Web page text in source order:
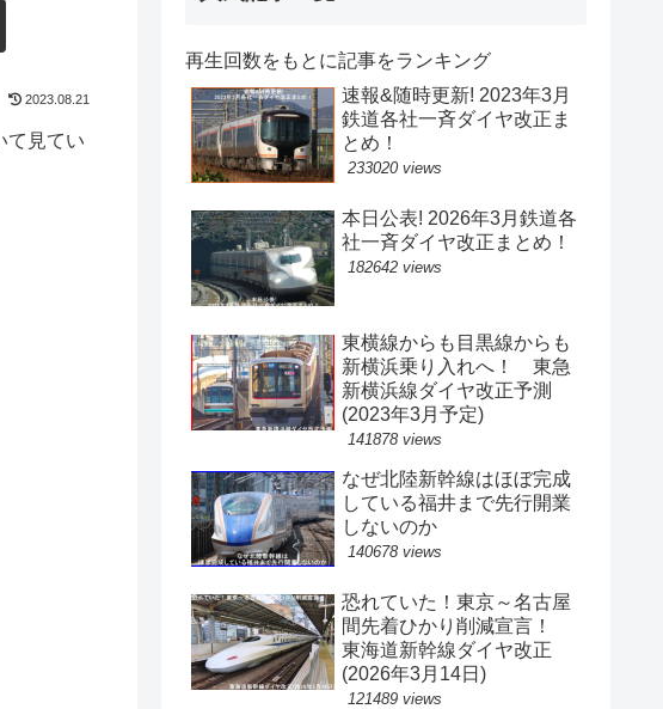
2023.08.21
て見てい
再生回数をもとに記事をランキング
速報&随時更新! 2023年3月
鉄道各社一斉ダイヤ改正ま
とめ！
233020 views
本日公表! 2026年3月鉄道各
社一斉ダイヤ改正まとめ！
182642 views
東横線からも目黒線からも
新横浜乗り入れへ！ 東急
新横浜線ダイヤ改正予測
(2023年3月予定)
141878 views
なぜ北陸新幹線はほぼ完成
している福井まで先行開業
しないのか
140678 views
恐れていた！東京～名古屋
間先着ひかり削減宣言！
東海道新幹線ダイヤ改正
(2026年3月14日)
121489 views